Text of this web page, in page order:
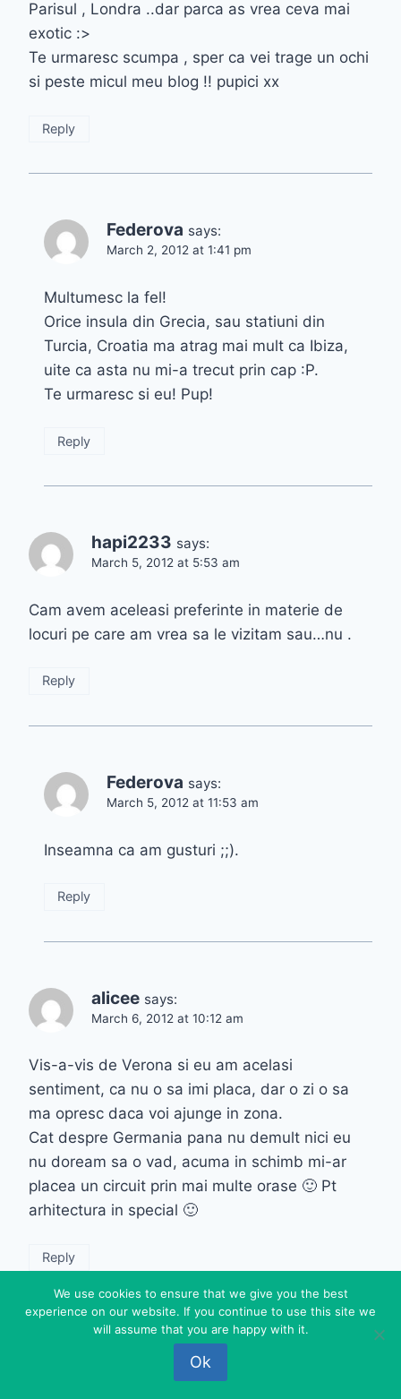
Parisul , Londra ..dar parca as vrea ceva mai
exotic :>
Te urmaresc scumpa , sper ca vei trage un ochi
si peste micul meu blog !! pupici xx
Reply
Federova says:
March 2, 2012 at 1:41 pm
Multumesc la fel!
Orice insula din Grecia, sau statiuni din
Turcia, Croatia ma atrag mai mult ca Ibiza,
uite ca asta nu mi-a trecut prin cap :P.
Te urmaresc si eu! Pup!
Reply
hapi2233 says:
March 5, 2012 at 5:53 am
Cam avem aceleasi preferinte in materie de
locuri pe care am vrea sa le vizitam sau…nu .
Reply
Federova says:
March 5, 2012 at 11:53 am
Inseamna ca am gusturi ;;).
Reply
alicee says:
March 6, 2012 at 10:12 am
Vis-a-vis de Verona si eu am acelasi
sentiment, ca nu o sa imi placa, dar o zi o sa
ma opresc daca voi ajunge in zona.
Cat despre Germania pana nu demult nici eu
nu doream sa o vad, acuma in schimb mi-ar
placea un circuit prin mai multe orase 🙂 Pt
arhitectura in special 🙂
Reply
says:
March 6, 2012 at 10:19 am
We use cookies to ensure that we give you the best
experience on our website. If you continue to use this site we
will assume that you are happy with it.
Ok